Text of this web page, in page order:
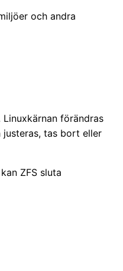
och andra
förändras
justeras, tas bort eller
ZFS sluta